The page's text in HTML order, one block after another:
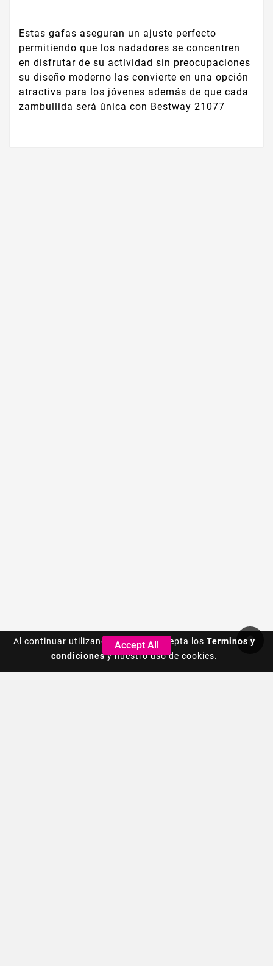
Al continuar utilizando este sitio, acepta los Terminos y
condicionesy nuestro uso de cookies.
Accept All
Al continuar utilizando este sitio, acepta los Terminos y
condicionesy nuestro uso de cookies.
Accept All
Estas gafas aseguran un ajuste perfecto
permitiendo que los nadadores se concentren
en disfrutar de su actividad sin preocupaciones
su diseño moderno las convierte en una opción
atractiva para los jóvenes además de que cada
zambullida será única con Bestway 21077